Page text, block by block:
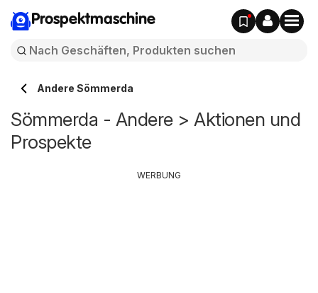
Prospektmaschine
Andere Sömmerda
Sömmerda - Andere > Aktionen und
Prospekte
WERBUNG